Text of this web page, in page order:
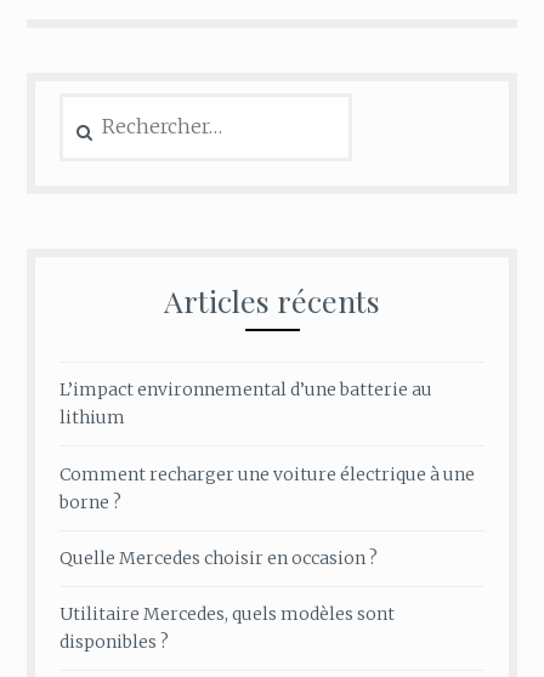
Articles récents
L’impact environnemental d’une batterie au
lithium
Comment recharger une voiture électrique à une
borne ?
Quelle Mercedes choisir en occasion ?
Utilitaire Mercedes, quels modèles sont
disponibles ?